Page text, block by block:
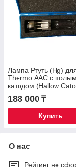
Лампа Ртуть (Hg) для
Thermo ААС с полым
катодом (Hallow
188 000 ₸
Купить
О нас
Рейтинг не